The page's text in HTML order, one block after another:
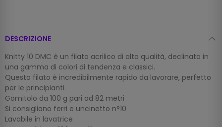
DESCRIZIONE
Knitty 10 DMC è un filato acrilico di alta qualità, declinato in
una gamma di colori di tendenza e classici.
Questo filato è incredibilmente rapido da lavorare, perfetto
per le principianti.
Gomitolo da 100 g pari ad 82 metri
Si consigliano ferri e uncinetto n°10
Lavabile in lavatrice